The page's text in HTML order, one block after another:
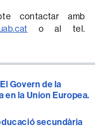
contactar amb
o al tel.
Govern de la
en la Union Europea.
secundària